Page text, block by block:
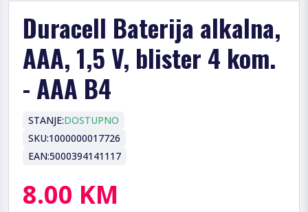
Duracell Baterija alkalna,
AAA, 1,5 V, blister 4 kom.
- AAA B4
STANJE:DOSTUPNO
SKU:1000000017726
EAN:5000394141117
8.00 KM